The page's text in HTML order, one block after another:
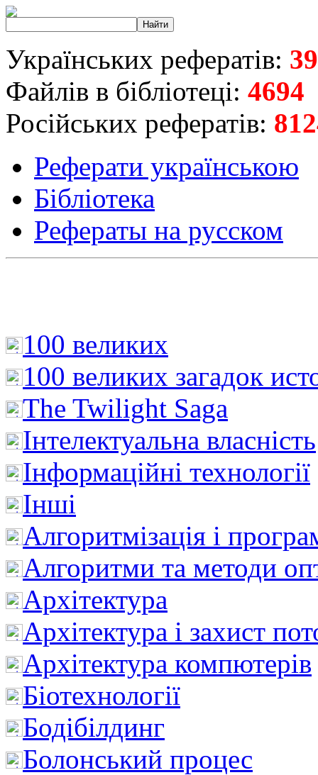
Українських рефератів:
Файлів в бібліотеці: 4694
Російських рефератів:
Реферати українською
Бібліотека
Рефераты на русском
100 великих
100 великих загадок
The Twilight Saga
Інтелектуальна влaсність
Інформаційні технології
Інші
Алгоритмізація і
Алгоритми та методи
Архітектура
Архітектура і захист
Архітектура компютерів
Біотехнології
Бодібілдинг
Болонський процес